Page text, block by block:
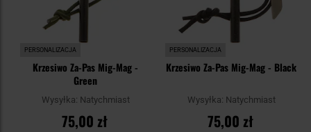
PERSONALIZACJA
Krzesiwo Za-Pas Mig-Mag -
Green
Wysyłka: Natychmiast
75,00 zł
PERSONALIZACJA
Krzesiwo Za-Pas Mig-Mag - Black
Wysyłka: Natychmiast
75,00 zł